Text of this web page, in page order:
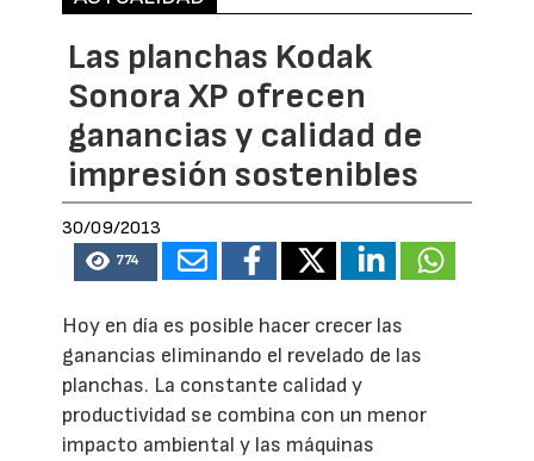
Las planchas Kodak
Sonora XP ofrecen
ganancias y calidad de
impresión sostenibles
30/09/2013
774
Hoy en día es posible hacer crecer las
ganancias eliminando el revelado de las
planchas. La constante calidad y
productividad se combina con un menor
impacto ambiental y las máquinas